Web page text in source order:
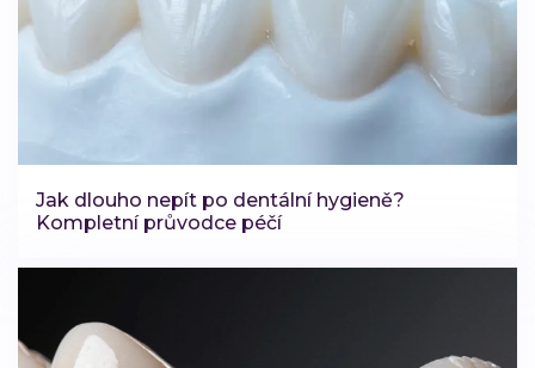
Jak dlouho nepít po dentální hygieně?
Kompletní průvodce péčí